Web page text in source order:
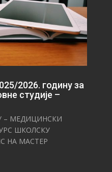
⁠2026. годину за
студије –
– МЕДИЦИНСКИ
ШКОЛСКУ
НА МАСТЕР